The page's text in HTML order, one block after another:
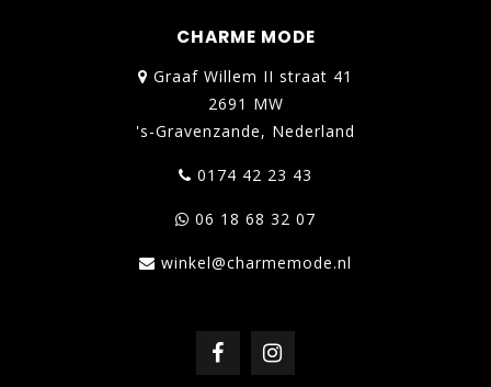
CHARME MODE
Graaf Willem II straat 41
2691 MW
's-Gravenzande, Nederland
0174 42 23 43
06 18 68 32 07
winkel@charmemode.nl